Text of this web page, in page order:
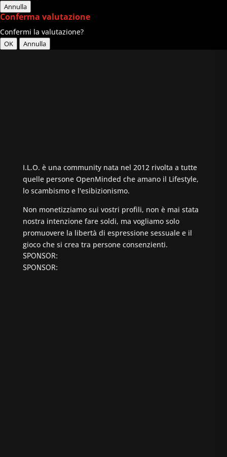
Annulla
Conferma valutazione
Confermi la valutazione?
OK Annulla
I.L.O. è una community nata nel 2012 rivolta a tutte
quelle persone OpenMinded che amano il Lifestyle,
lo scambismo e l'esibizionismo.
Non monetizziamo sui vostri profili, non è mai stata
nostra intenzione fare soldi, ma vogliamo solo
promuovere la libertà di espressione sessuale e il
gioco che si crea tra persone consenzienti.
SPONSOR:
SPONSOR: